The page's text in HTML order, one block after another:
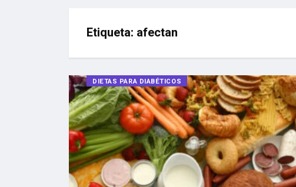
Etiqueta: afectan
DIETAS PARA DIABÉTICOS